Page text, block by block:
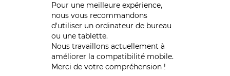
Pour une meilleure expérience,
nous vous recommandons
d'utiliser un ordinateur de bureau
ou une tablette.
Nous travaillons actuellement à
améliorer la compatibilité mobile.
Merci de votre compréhension !